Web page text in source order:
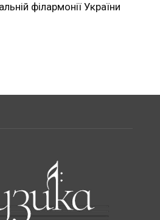
філармонії України